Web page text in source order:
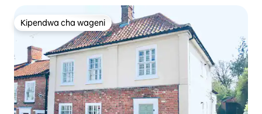
Kipendwa cha wageni
Kipendwa cha wageni